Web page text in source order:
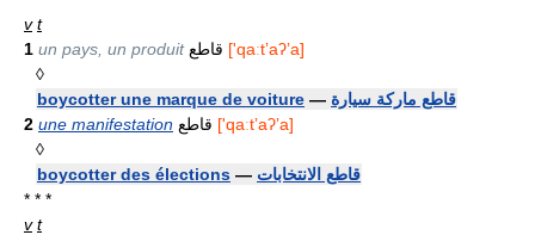
v t
1 un pays, un produit
['qaːtʼaʔʼa]
◊
boycotter une marque de voiture — قاطع ماركة سيارة
2 une manifestation
['qaːtʼaʔʼa]
◊
boycotter des élections — قاطع الانتخابات
* * *
v t